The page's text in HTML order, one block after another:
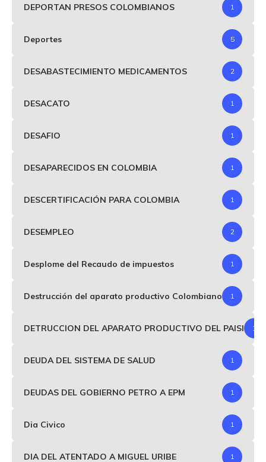
DEPORTAN PRESOS COLOMBIANOS 1
Deportes 5
DESABASTECIMIENTO MEDICAMENTOS 2
DESACATO 1
DESAFIO 1
DESAPARECIDOS EN COLOMBIA 1
DESCERTIFICACIÓN PARA COLOMBIA 1
DESEMPLEO 2
Desplome del Recaudo de impuestos 1
Destrucción del aparato productivo Colombiano 1
DETRUCCION DEL APARATO PRODUCTIVO DEL PAISI 1
DEUDA DEL SISTEMA DE SALUD 1
DEUDAS DEL GOBIERNO PETRO A EPM 1
Dia Civico 1
DIA DEL ATENTADO A MIGUEL URIBE 1